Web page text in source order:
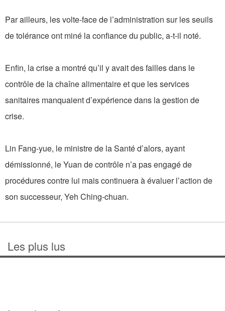
Par ailleurs, les volte-face de l’administration sur les seuils
de tolérance ont miné la confiance du public, a-t-il noté.
Enfin, la crise a montré qu’il y avait des failles dans le
contrôle de la chaîne alimentaire et que les services
sanitaires manquaient d’expérience dans la gestion de
crise.
Lin Fang-yue, le ministre de la Santé d’alors, ayant
démissionné, le Yuan de contrôle n’a pas engagé de
procédures contre lui mais continuera à évaluer l’action de
son successeur, Yeh Ching-chuan.
Les plus lus